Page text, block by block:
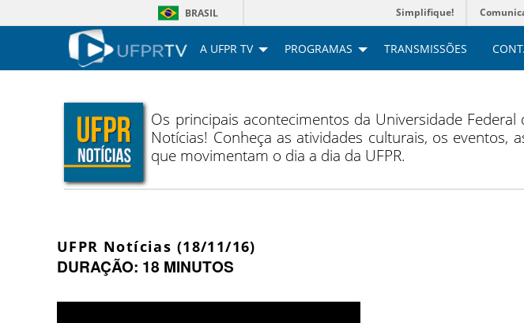
BRASIL Simplifique!
A UFPR TV PROGRAMAS TRANSMISSÕES
Os principais acontecimentos da Universidade
Notícias! Conheça as atividades culturais, os
que movimentam o dia a dia da UFPR.
UFPR Notícias (18/11/16)
DURAÇÃO: 18 MINUTOS